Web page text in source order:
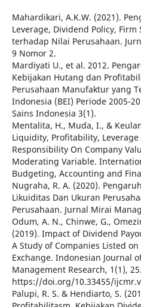
Mahardikari, A.K.W. (2021).
Leverage, Dividend Policy, Firm
terhadap Nilai Perusahaan.
9 Nomor 2.
Mardiyati U., et al. 2012.
Kebijakan Hutang dan
Perusahaan Manufaktur yang
Indonesia (BEI) Periode 2005-
Sains Indonesia 3(1).
Mentalita, H., Muda, I., &
Liquidity, Profitability, Leverage
Responsibility On Company
Moderating Variable.
Budgeting, Accounting and
Nugraha, R. A. (2020).
Likuiditas Dan Ukuran
Perusahaan. Jurnal Mirai
Odum, A. N., Chinwe, G.,
(2019). Impact of Dividend
A Study of Companies Listed
Exchange. Indonesian Journal
Management Research, 1(1), 25.
https://doi.org/10.33455/
Palupi, R. S. & Hendiarto, S.